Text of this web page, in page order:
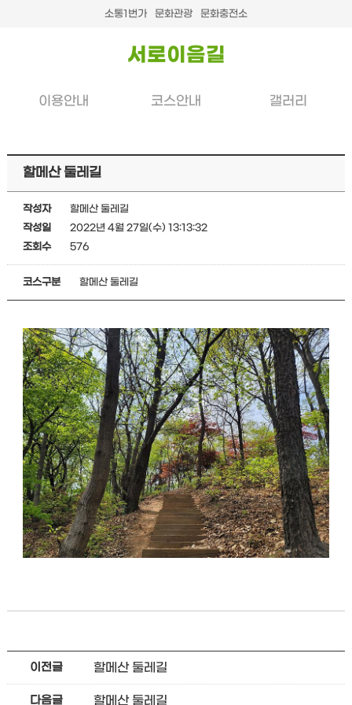
서로이음길
이용안내 코스안내 갤러리
소통1번가 문화관광 문화충전소
할메산 둘레길
작성자
할메산 둘레길
작성일
2022년 4월 27일(수) 13:13:32
조회수
576
코스구분 할메산 둘레길
이전글 할메산 둘레길
다음글 할메산 둘레길